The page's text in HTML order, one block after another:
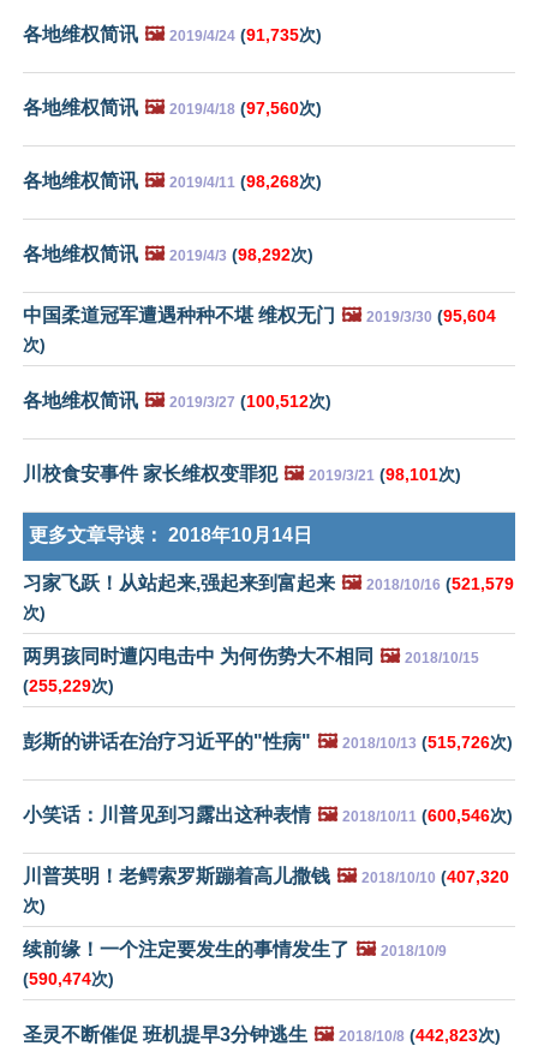
各地维权简讯 🖼️ 2019/4/24 (91,735次)
各地维权简讯 🖼️ 2019/4/18 (97,560次)
各地维权简讯 🖼️ 2019/4/11 (98,268次)
各地维权简讯 🖼️ 2019/4/3 (98,292次)
中国柔道冠军遭遇种种不堪 维权无门 🖼️ 2019/3/30 (95,604
次)
各地维权简讯 🖼️ 2019/3/27 (100,512次)
川校食安事件 家长维权变罪犯 🖼️ 2019/3/21 (98,101次)
更多文章导读： 2018年10月14日
习家飞跃！从站起来,强起来到富起来 🖼️ 2018/10/16 (521,579
次)
两男孩同时遭闪电击中 为何伤势大不相同 🖼️ 2018/10/15
(255,229次)
彭斯的讲话在治疗习近平的"性病" 🖼️ 2018/10/13 (515,726次)
小笑话：川普见到习露出这种表情 🖼️ 2018/10/11 (600,546次)
川普英明！老鳄索罗斯蹦着高儿撒钱 🖼️ 2018/10/10 (407,320
次)
续前缘！一个注定要发生的事情发生了 🖼️ 2018/10/9
(590,474次)
圣灵不断催促 班机提早3分钟逃生 🖼️ 2018/10/8 (442,823次)